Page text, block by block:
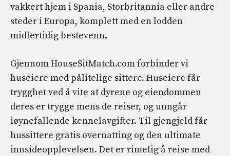
vakkert hjem i Spania, Storbritannia eller andre
steder i Europa, komplett med en lodden
midlertidig bestevenn.
Gjennom HouseSitMatch.com forbinder vi
huseiere med pålitelige sittere. Huseiere får
trygghet ved å vite at dyrene og eiendommen
deres er trygge mens de reiser, og unngår
iøynefallende kennelavgifter. Til gjengjeld får
hussittere gratis overnatting og den ultimate
innsideopplevelsen. Det er rimelig å reise med